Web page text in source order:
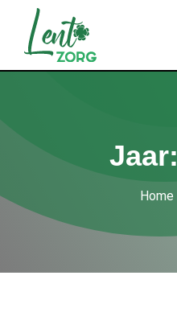
content
Jaar:
Home